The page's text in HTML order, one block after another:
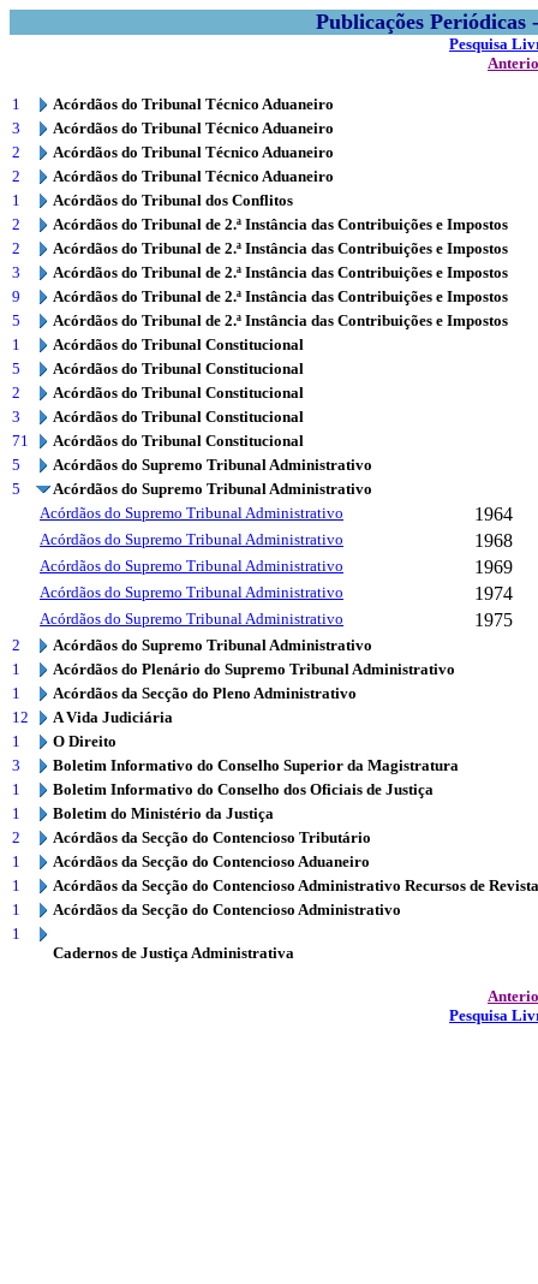
Publicações
Pesquisa
1
Acórdãos do Tribunal Técnico Aduaneiro
3
Acórdãos do Tribunal Técnico Aduaneiro
2
Acórdãos do Tribunal Técnico Aduaneiro
2
Acórdãos do Tribunal Técnico Aduaneiro
1
Acórdãos do Tribunal dos Conflitos
2
Acórdãos do Tribunal de 2.ª Instância das Contribuições e Impostos
2
Acórdãos do Tribunal de 2.ª Instância das Contribuições e Impostos
3
Acórdãos do Tribunal de 2.ª Instância das Contribuições e Impostos
9
Acórdãos do Tribunal de 2.ª Instância das Contribuições e Impostos
5
Acórdãos do Tribunal de 2.ª Instância das Contribuições e Impostos
1
Acórdãos do Tribunal Constitucional
5
Acórdãos do Tribunal Constitucional
2
Acórdãos do Tribunal Constitucional
3
Acórdãos do Tribunal Constitucional
71
Acórdãos do Tribunal Constitucional
5
Acórdãos do Supremo Tribunal Administrativo
5
Acórdãos do Supremo Tribunal Administrativo
Acórdãos do Supremo Tribunal Administrativo
1964
Acórdãos do Supremo Tribunal Administrativo 1968
Acórdãos do Supremo Tribunal Administrativo 1969
Acórdãos do Supremo Tribunal Administrativo 1974
Acórdãos do Supremo Tribunal Administrativo 1975
2
Acórdãos do Supremo Tribunal Administrativo
1
Acórdãos do Plenário do Supremo Tribunal Administrativo
1
Acórdãos da Secção do Pleno Administrativo
12
A Vida Judiciária
1
O Direito
3
Boletim Informativo do Conselho Superior da Magistratura
1
Boletim Informativo do Conselho dos Oficiais de Justiça
1
Boletim do Ministério da Justiça
2
Acórdãos da Secção do Contencioso Tributário
1
Acórdãos da Secção do Contencioso Aduaneiro
1
Acórdãos da Secção do Contencioso Administrativo Recursos de Revista
1
Acórdãos da Secção do Contencioso Administrativo
1
Cadernos de Justiça Administrativa
Pesquisa